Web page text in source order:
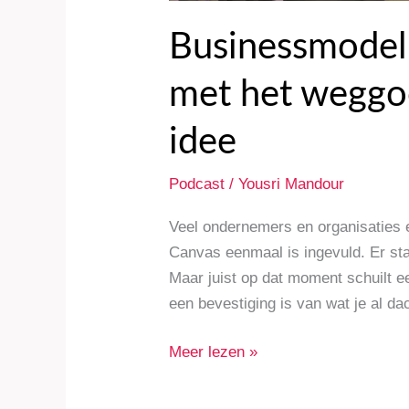
met het
idee
Podcast /Yousri Mandour
Veel ondernemers en
Canvas eenmaal is ingevuld. Er
Maar juist op dat moment schuilt
een bevestiging is van wat je al
Meer lezen »